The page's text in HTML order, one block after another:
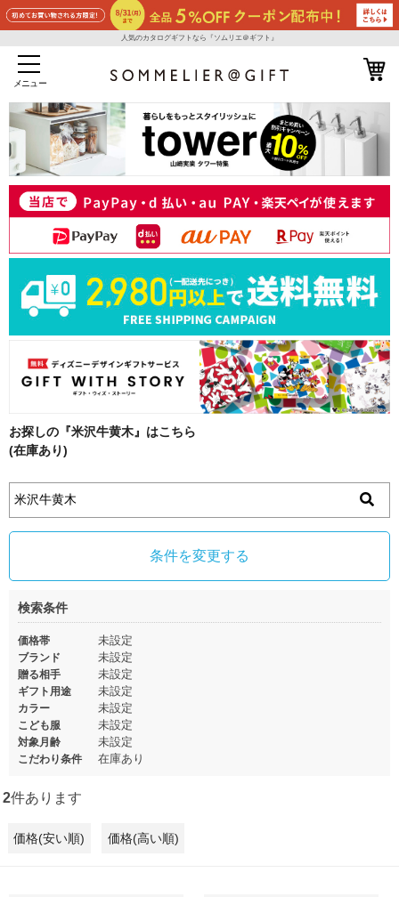
人気のカタログギフトなら『ソムリエ＠ギフト』
メニュー
お探しの『米沢牛黄木』はこちら
(在庫あり)
条件を変更する
検索条件
価格帯 未設定
ブランド 未設定
贈る相手 未設定
ギフト用途 未設定
カラー 未設定
こども服 未設定
対象月齢 未設定
こだわり条件 在庫あり
2件あります
価格(安い順) 価格(高い順)